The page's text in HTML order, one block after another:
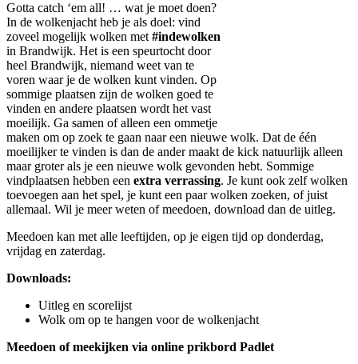
Gotta catch ‘em all! … wat je moet doen?
In de wolkenjacht heb je als doel: vind
zoveel mogelijk wolken met#indewolken
in Brandwijk. Het is een speurtocht door
heel Brandwijk, niemand weet van te
voren waar je de wolken kunt vinden. Op
sommige plaatsen zijn de wolken goed te
vinden en andere plaatsen wordt het vast
moeilijk. Ga samen of alleen een ommetje
maken om op zoek te gaan naar een nieuwe wolk. Dat de één
moeilijker te vinden is dan de ander maakt de kick natuurlijk alleen
maar groter als je een nieuwe wolk gevonden hebt. Sommige
vindplaatsen hebben een extra verrassing. Je kunt ook zelf wolken
toevoegen aan het spel, je kunt een paar wolken zoeken, of juist
allemaal. Wil je meer weten of meedoen, download dan de uitleg.
Meedoen kan met alle leeftijden, op je eigen tijd op donderdag,
vrijdag en zaterdag.
Downloads:
Uitleg en scorelijst
Wolk om op te hangen voor de wolkenjacht
Meedoen of meekijken via online prikbord Padlet